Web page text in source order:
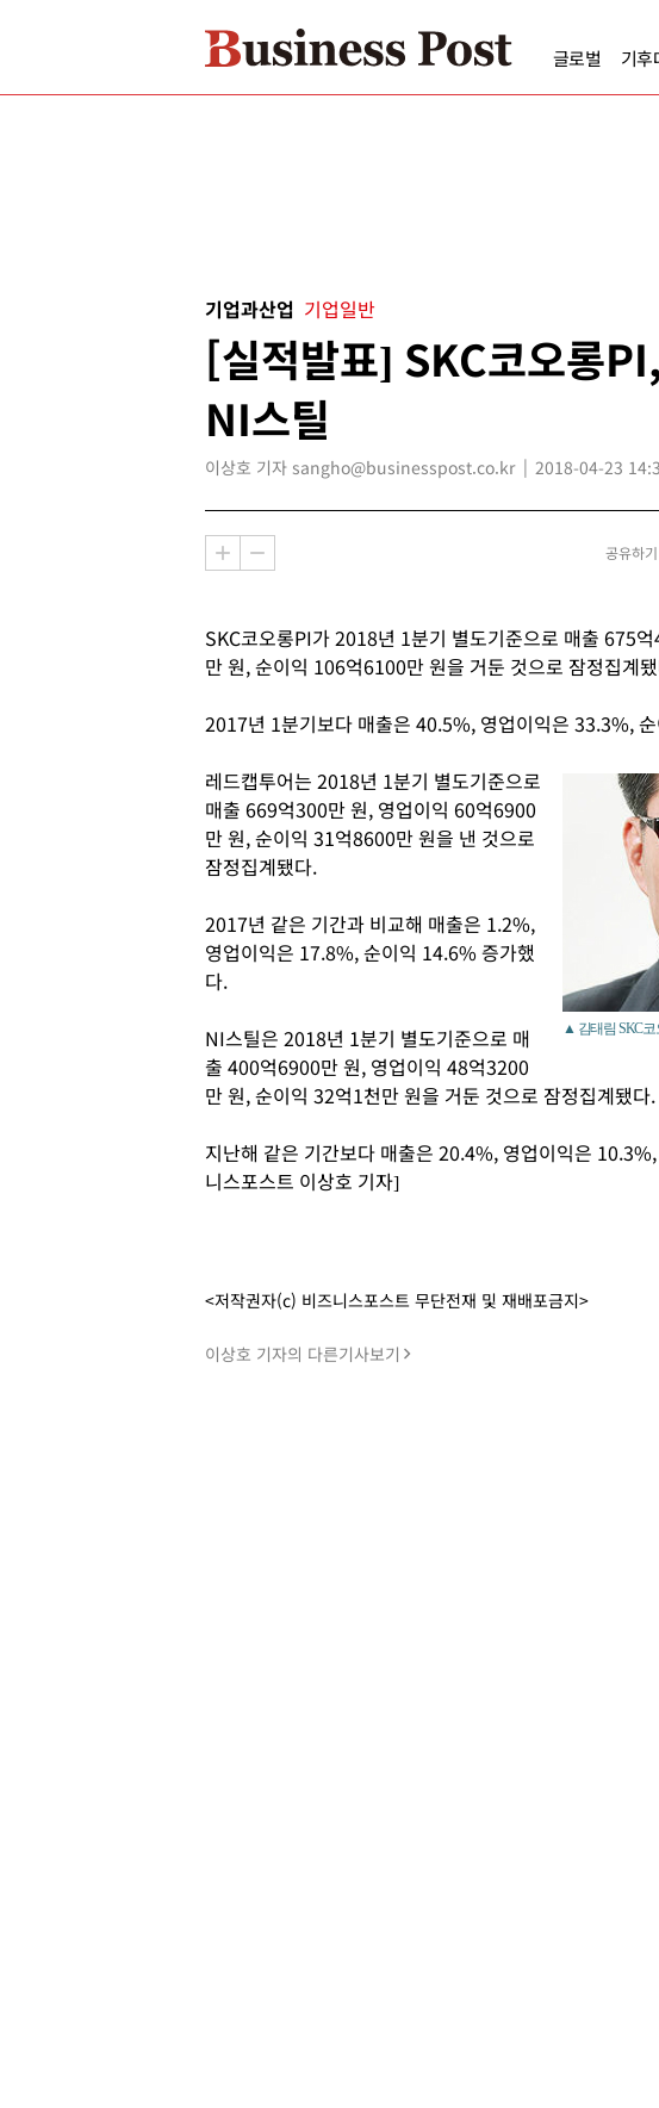
글로벌 기후
기업과산업 기업일반
[실적발표] SKC코오롱
NI스틸
이상호 기자 sangho@businesspost.co.kr 2018-04-23
공유하기
SKC코오롱PI가 2018년 1분기 별도기준으로 매출 675
만 원, 순이익 106억6100만 원을 거둔 것으로 잠정집계
2017년 1분기보다 매출은 40.5%, 영업이익은 33.3%,
▲ 김태림 SKC코
레드캡투어는 2018년 1분기 별도기준으로
매출 669억300만 원, 영업이익 60억6900
만 원, 순이익 31억8600만 원을 낸 것으로
잠정집계됐다.
2017년 같은 기간과 비교해 매출은 1.2%,
영업이익은 17.8%, 순이익 14.6% 증가했
다.
NI스틸은 2018년 1분기 별도기준으로 매
출 400억6900만 원, 영업이익 48억3200
만 원, 순이익 32억1천만 원을 거둔 것으로 잠정집계됐다.
지난해 같은 기간보다 매출은 20.4%, 영업이익은
니스포스트 이상호 기자]
<저작권자(c) 비즈니스포스트 무단전재 및 재배포금지>
이상호 기자의 다른기사보기